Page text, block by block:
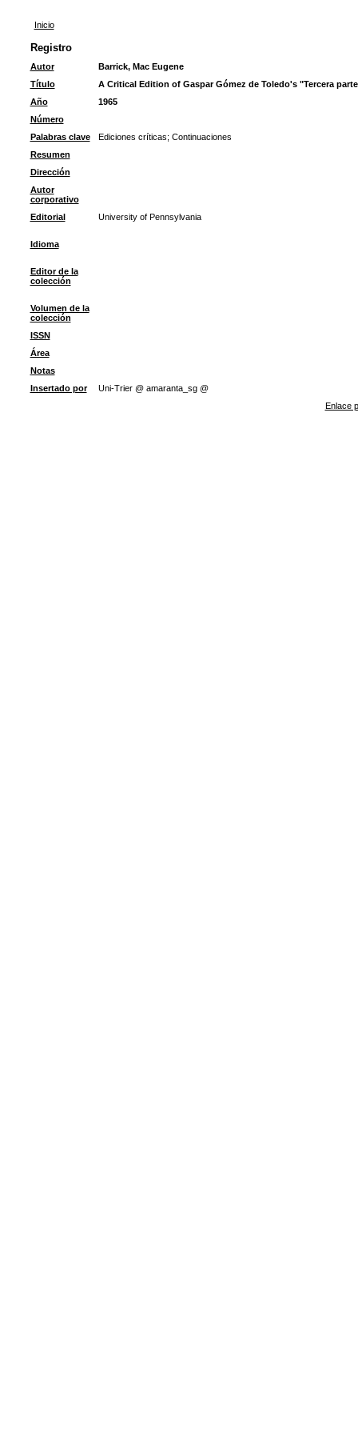
Inicio
Registro
Autor
Barrick, Mac Eugene
Título
A Critical Edition of Gaspar Gómez de Toledo's "Tercera
Año
1965
Número
Palabras clave
Ediciones críticas; Continuaciones
Resumen
Dirección
Autor
corporativo
Editorial
University of Pennsylvania
Idioma
Editor de la
colección
Volumen de la
colección
ISSN
Área
Notas
Insertado por
Uni-Trier @ amaranta_sg @
Enlace